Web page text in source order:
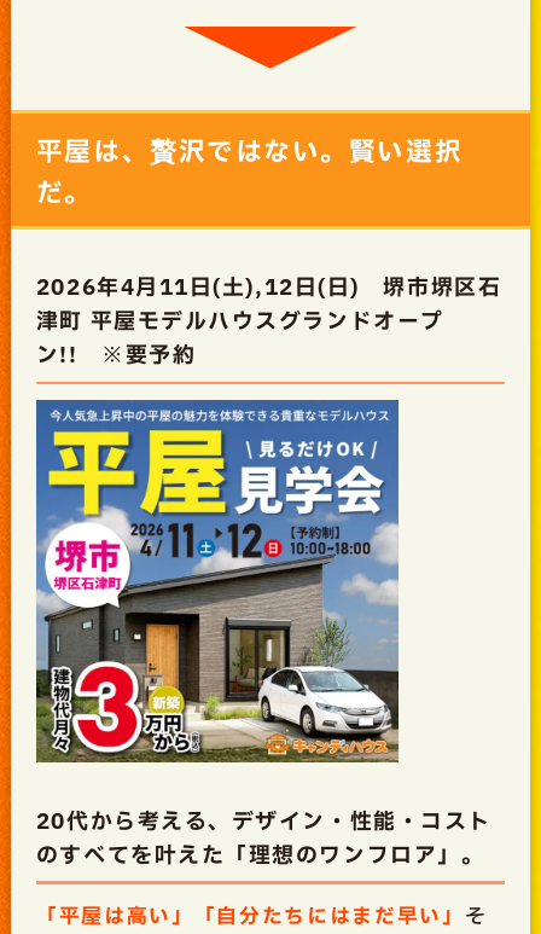
平屋は、贅沢ではない。賢い選択
だ。
2026年4月11日(土),12日(日) 堺市堺区石
津町 平屋モデルハウスグランドオープ
ン!! ※要予約
20代から考える、デザイン・性能・コスト
のすべてを叶えた「理想のワンフロア」。
「平屋は高い」「自分たちにはまだ早い」 そ